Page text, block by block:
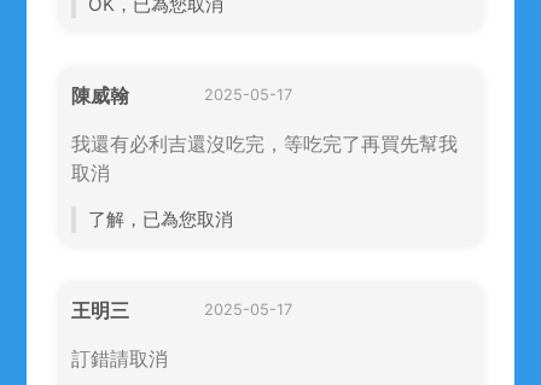
陳威翰 2025-05-17
我還有必利吉還沒吃完，等吃完了再買先幫我
取消
了解，已為您取消
王明三 2025-05-17
訂錯請取消